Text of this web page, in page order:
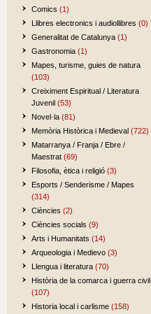
Comics (1)
Llibres electronics i audiollibres (0)
Generalitat de Catalunya (1)
Gastronomia (1)
Mapes, turisme, guies de natura
(103)
Creiximent Espiritual / Literatura
Juvenil (53)
Novel·la (81)
Memòria Històrica i Medieval (722)
Matarranya / Franja / Ebre /
Maestrat (69)
Filosofia, ètica i religió (3)
Esports / Senderisme / Mapes
(314)
Ciències (2)
Ciències socials (9)
Arts i Humanitats (14)
Arqueologia i Medievo (3)
Llengua i literatura (70)
Història de la comarca i guerra civil
(107)
Historia local i carlisme (158)